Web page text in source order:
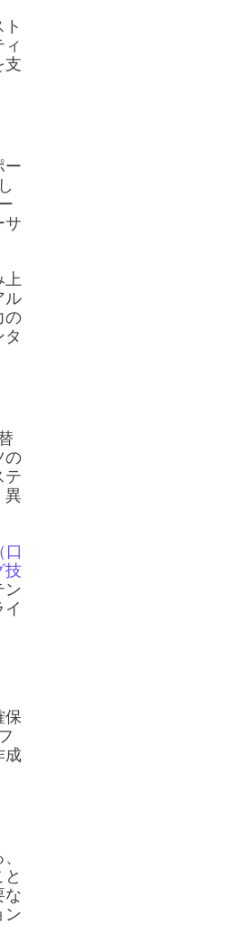
支
ー
サ
上
ル
の
の
テ
異
口
技
ン
保
成
な
ン